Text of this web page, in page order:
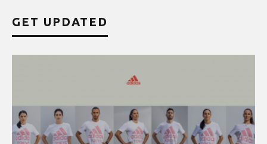
GET UPDATED